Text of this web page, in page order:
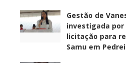
Gestão de
investigada
licitação para
Samu em